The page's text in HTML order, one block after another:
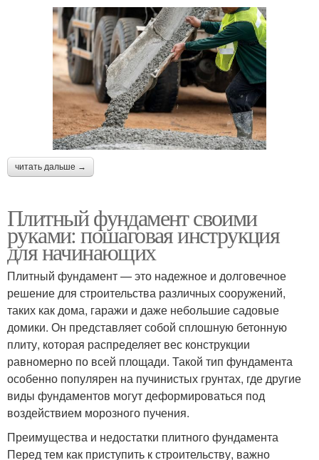
читать дальше →
Плитный фундамент своими
руками: пошаговая инструкция
для начинающих
Плитный фундамент — это надежное и долговечное
решение для строительства различных сооружений,
таких как дома, гаражи и даже небольшие садовые
домики. Он представляет собой сплошную бетонную
плиту, которая распределяет вес конструкции
равномерно по всей площади. Такой тип фундамента
особенно популярен на пучинистых грунтах, где другие
виды фундаментов могут деформироваться под
воздействием морозного пучения.
Преимущества и недостатки плитного фундамента
Перед тем как приступить к строительству, важно